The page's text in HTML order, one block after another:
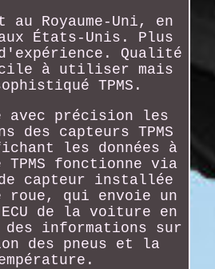
au Royaume-Uni, en
États-Unis. Plus
Qualité
à utiliser mais
TPMS.
avec précision les
des capteurs TPMS
les données à
fonctionne via
de capteur installée
roue, qui envoie un
de la voiture en
informations sur
des pneus et la